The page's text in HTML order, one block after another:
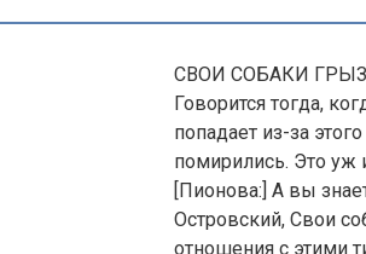
СВОИ СОБАКИ
Говорится тогда,
попадает из-за
помирились. Это уж
[Пионова:] А вы
Островский, Свои
отношения с этими